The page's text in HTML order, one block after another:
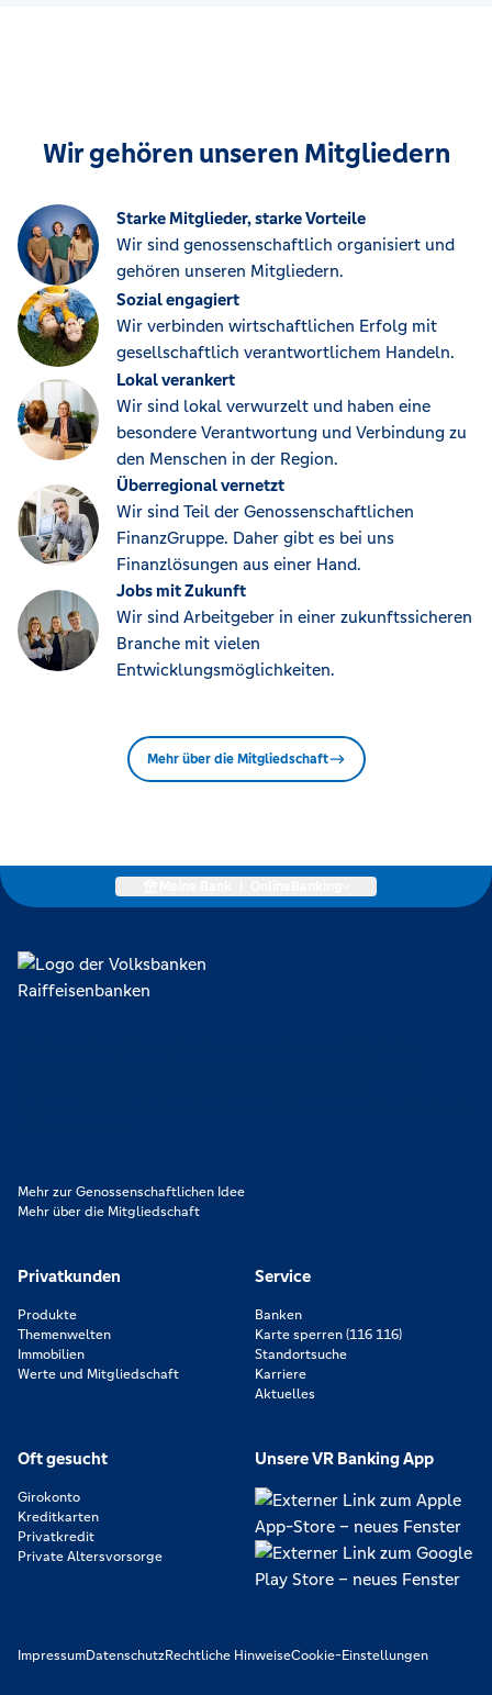
Wir gehören unseren Mitgliedern
Starke Mitglieder, starke Vorteile
Wir sind genossenschaftlich organisiert und
gehören unseren Mitgliedern.
Sozial engagiert
Wir verbinden wirtschaftlichen Erfolg mit
gesellschaftlich verantwortlichem Handeln.
Lokal verankert
Wir sind lokal verwurzelt und haben eine
besondere Verantwortung und Verbindung zu
den Menschen in der Region.
Überregional vernetzt
Wir sind Teil der Genossenschaftlichen
FinanzGruppe. Daher gibt es bei uns
Finanzlösungen aus einer Hand.
Jobs mit Zukunft
Wir sind Arbeitgeber in einer zukunftssicheren
Branche mit vielen
Entwicklungsmöglichkeiten.
Mehr über die Mitgliedschaft
Mehr zur Genossenschaftlichen Idee
Mehr über die Mitgliedschaft
Privatkunden
Produkte
Themenwelten
Immobilien
Werte und Mitgliedschaft
Service
Banken
Karte sperren (116 116)
Standortsuche
Karriere
Aktuelles
Oft gesucht
Girokonto
Kreditkarten
Privatkredit
Private Altersvorsorge
Unsere VR Banking App
ImpressumDatenschutzRechtliche HinweiseCookie-Einstellungen